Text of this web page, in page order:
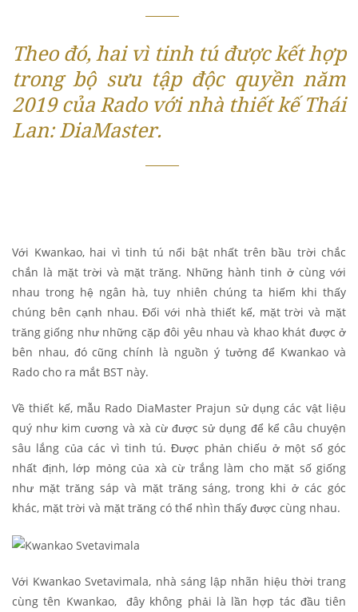
Theo đó, hai vì tinh tú được kết hợp
trong bộ sưu tập độc quyền năm
2019 của Rado với nhà thiết kế Thái
Lan: DiaMaster.
Với Kwankao, hai vì tinh tú nổi bật nhất trên bầu trời chắc
chắn là mặt trời và mặt trăng. Những hành tinh ở cùng với
nhau trong hệ ngân hà, tuy nhiên chúng ta hiếm khi thấy
chúng bên cạnh nhau. Đối với nhà thiết kế, mặt trời và mặt
trăng giống như những cặp đôi yêu nhau và khao khát được ở
bên nhau, đó cũng chính là nguồn ý tưởng để Kwankao và
Rado cho ra mắt BST này.
Về thiết kế, mẫu Rado DiaMaster Prajun sử dụng các vật liệu
quý như kim cương và xà cừ được sử dụng để kể câu chuyện
sâu lắng của các vì tinh tú. Được phản chiếu ở một số góc
nhất định, lớp mỏng của xà cừ trắng làm cho mặt số giống
như mặt trăng sáp và mặt trăng sáng, trong khi ở các góc
khác, mặt trời và mặt trăng có thể nhìn thấy được cùng nhau.
Với Kwankao Svetavimala, nhà sáng lập nhãn hiệu thời trang
cùng tên Kwankao, đây không phải là lần hợp tác đầu tiên